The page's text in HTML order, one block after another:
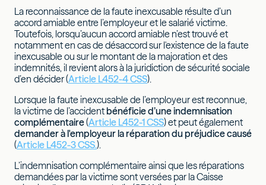
La reconnaissance de la faute inexcusable résulte d’un
accord amiable entre l’employeur et le salarié victime.
Toutefois, lorsqu’aucun accord amiable n’est trouvé et
notamment en cas de désaccord sur l'existence de la faute
inexcusable ou sur le montant de la majoration et des
indemnités, il revient alors à la juridiction de sécurité sociale
d’en décider (Article L452-4 CSS).
Lorsque la faute inexcusable de l’employeur est reconnue,
la victime de l’accident bénéficie d’une indemnisation
complémentaire(Article L452-1 CSS) et peut également
demander à l'employeur la réparationdu préjudice causé
(Article L452-3 CSS.).
L’indemnisation complémentaire ainsi que les réparations
demandées par la victime sont versées par la Caisse